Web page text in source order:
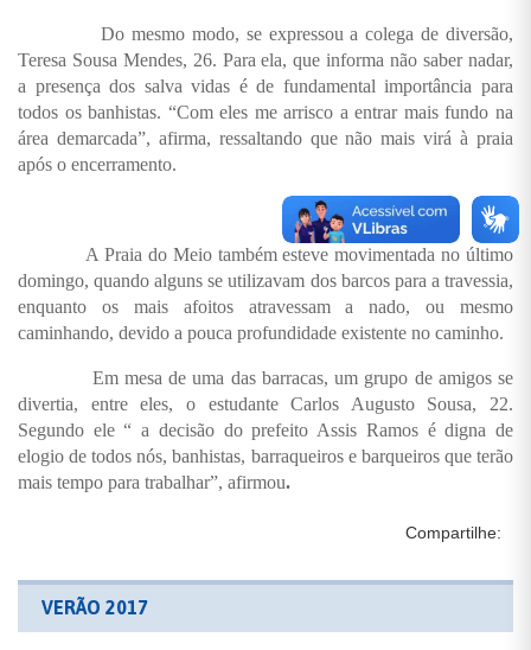
Do mesmo modo, se expressou a colega de diversão,
Teresa Sousa Mendes, 26. Para ela, que informa não saber nadar,
a presença dos salva vidas é de fundamental importância para
todos os banhistas. “Com eles me arrisco a entrar mais fundo na
área demarcada”, afirma, ressaltando que não mais virá à praia
após o encerramento.
A Praia do Meio também esteve movimentada no último
domingo, quando alguns se utilizavam dos barcos para a travessia,
enquanto os mais afoitos atravessam a nado, ou mesmo
caminhando, devido a pouca profundidade existente no caminho.
Em mesa de uma das barracas, um grupo de amigos se
divertia, entre eles, o estudante Carlos Augusto Sousa, 22.
Segundo ele “ a decisão do prefeito Assis Ramos é digna de
elogio de todos nós, banhistas, barraqueiros e barqueiros que terão
mais tempo para trabalhar”, afirmou.
Compartilhe:
VERÃO 2017